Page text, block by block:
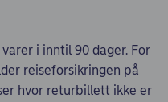
i inntil 90 dager. For
reiseforsikringen på
hvor returbillett ikke er